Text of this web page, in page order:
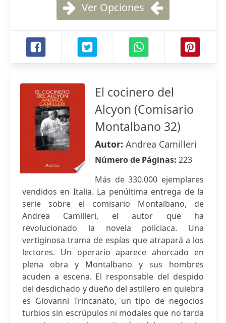
Ver Opciones
El cocinero del
Alcyon (Comisario
Montalbano 32)
Autor: Andrea Camilleri
Número de Páginas: 223
Más de 330.000 ejemplares
vendidos en Italia. La penúltima entrega de la
serie sobre el comisario Montalbano, de
Andrea Camilleri, el autor que ha
revolucionado la novela policiaca. Una
vertiginosa trama de espías que atrapará a los
lectores. Un operario aparece ahorcado en
plena obra y Montalbano y sus hombres
acuden a escena. El responsable del despido
del desdichado y dueño del astillero en quiebra
es Giovanni Trincanato, un tipo de negocios
turbios sin escrúpulos ni modales que no tarda